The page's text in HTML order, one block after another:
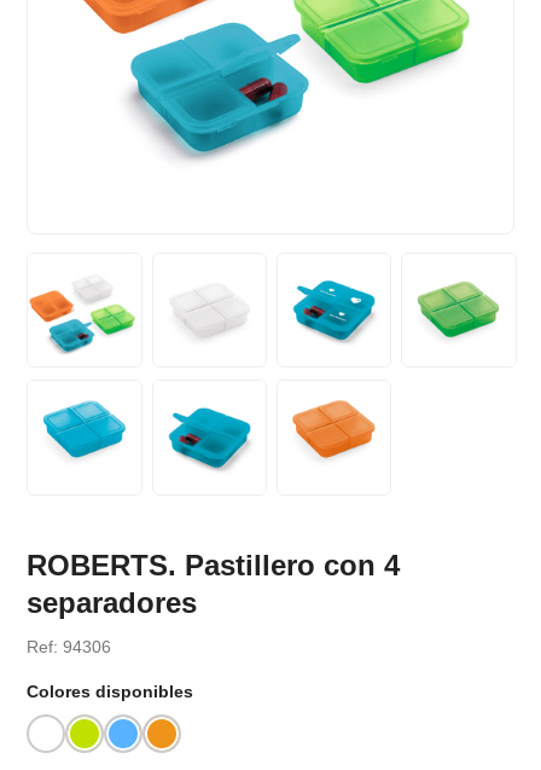
ROBERTS. Pastillero con 4
separadores
Ref: 94306
Colores disponibles